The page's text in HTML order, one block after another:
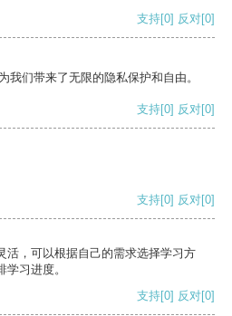
支持[0] 反对[0]
我们带来了无限的隐私保护和自由。
支持[0] 反对[0]
支持[0] 反对[0]
活，可以根据自己的需求选择学习方
习进度。
支持[0] 反对[0]